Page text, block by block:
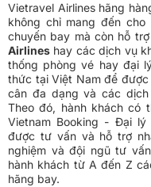
Vietravel Airlines hãng
không chỉ mang đến
chuyến bay mà còn hỗ
Airlines hay các dịch vụ
thống phòng vé hay đại
thức tại Việt Nam để
cân đa dạng và các
Theo đó, hành khách có
Vietnam Booking - Đại
được tư vấn và hỗ trợ
nghiệm và đội ngũ tư
hành khách từ A đến Z
hãng bay.